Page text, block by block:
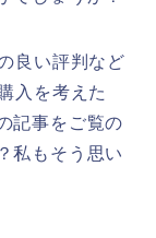
良い評判など
入を考えた
記事をご覧の
私もそう思い